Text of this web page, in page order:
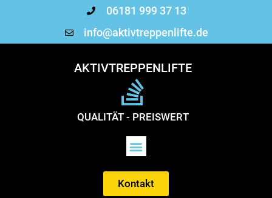
06181 999 37 13
info@aktivtreppenlifte.de
AKTIVTREPPENLIFTE
QUALITÄT - PREISWERT
Kontakt